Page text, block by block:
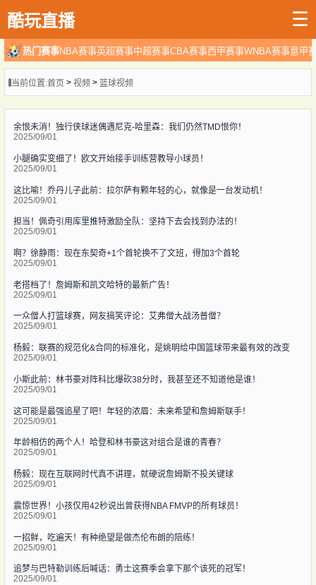
酷玩直播 ☰
热门赛事NBA赛事英超赛事中超赛事CBA赛事西甲赛事WNBA赛事意甲
当前位置:首页> 视频> 篮球视频
余恨未消！独行侠球迷偶遇尼克-哈里森：我们仍然TMD恨你！
2025/09/01
小腿确实变细了！欧文开始接手训练营教导小球员！
2025/09/01
这比喻！乔丹儿子此前：拉尔萨有颗年轻的心，就像是一台发动机！
2025/09/01
担当！佩奇引用库里推特激励全队：坚持下去会找到办法的！
2025/09/01
啊？徐静雨：现在东契奇+1个首轮换不了文班，得加3个首轮
2025/09/01
老搭档了！詹姆斯和凯文哈特的最新广告！
2025/09/01
一众僧人打篮球赛，网友搞笑评论：艾弗僧大战汤普僧？
2025/09/01
杨毅：联赛的规范化&合同的标准化，是姚明给中国篮球带来最有效的改变
2025/09/01
小斯此前：林书豪对阵科比爆砍38分时，我甚至还不知道他是谁！
2025/09/01
这可能是最强追星了吧！年轻的浓眉：未来希望和詹姆斯联手！
2025/09/01
年龄相仿的两个人！哈登和林书豪这对组合是谁的青春？
2025/09/01
杨毅：现在互联网时代真不讲理，就硬说詹姆斯不投关键球
2025/09/01
震惊世界！小孩仅用42秒说出曾获得NBA FMVP的所有球员！
2025/09/01
一招鲜，吃遍天！有种绝望是做杰伦布朗的陪练！
2025/09/01
追梦与巴特勒训练后喊话：勇士这赛季会拿下那个该死的冠军！
2025/09/01